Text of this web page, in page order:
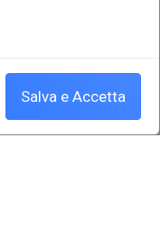
Salva e Accetta